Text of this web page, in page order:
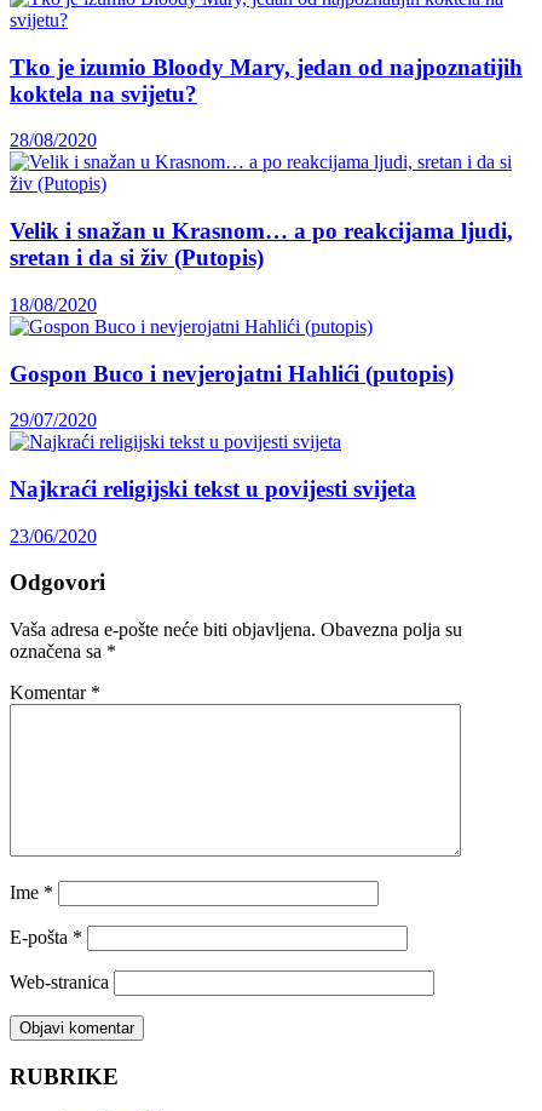
Tko je izumio Bloody Mary, jedan od najpoznatijih
koktela na svijetu?
28/08/2020
Velik i snažan u Krasnom… a po reakcijama ljudi,
sretan i da si živ (Putopis)
18/08/2020
Gospon Buco i nevjerojatni Hahlići (putopis)
29/07/2020
Najkraći religijski tekst u povijesti svijeta
23/06/2020
Odgovori
Vaša adresa e-pošte neće biti objavljena. Obavezna polja su
označena sa *
Komentar *
Ime *
E-pošta *
Web-stranica
RUBRIKE